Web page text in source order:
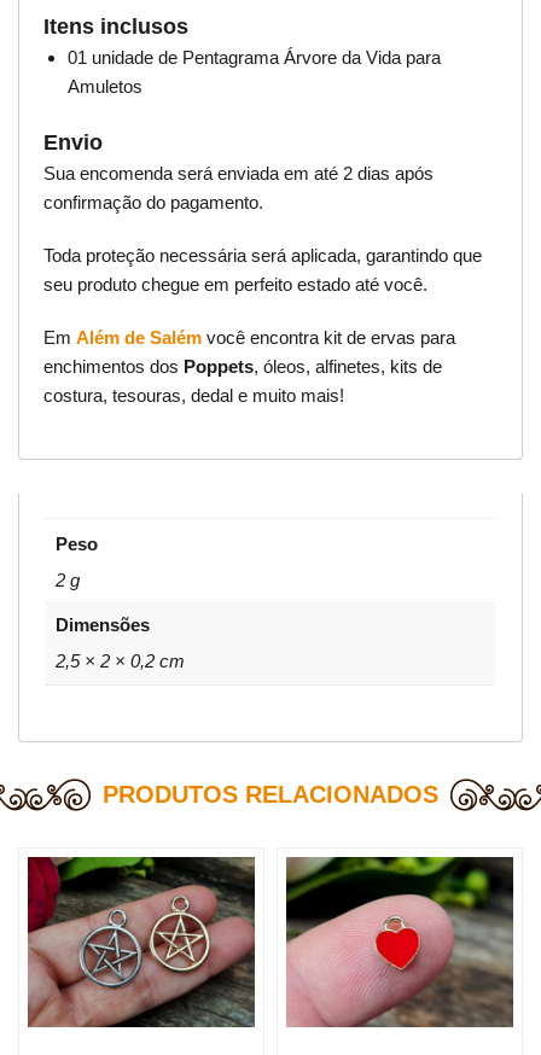
Itens inclusos
01 unidade de Pentagrama Árvore da Vida para
Amuletos
Envio
Sua encomenda será enviada em até 2 dias após
confirmação do pagamento.
Toda proteção necessária será aplicada, garantindo que
seu produto chegue em perfeito estado até você.
Em Além de Salém você encontra kit de ervas para
enchimentos dos Poppets, óleos, alfinetes, kits de
costura, tesouras, dedal e muito mais!
Peso
2 g
Dimensões
2,5 × 2 × 0,2 cm
PRODUTOS RELACIONADOS